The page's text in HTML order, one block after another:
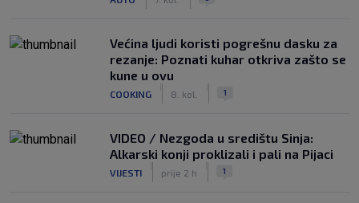
Većina ljudi koristi pogrešnu dasku za
rezanje: Poznati kuhar otkriva zašto se
kune u ovu
COOKING 8. kol. 1
VIDEO / Nezgoda u središtu Sinja:
Alkarski konji proklizali i pali na Pijaci
VIJESTI prije 2 h 1